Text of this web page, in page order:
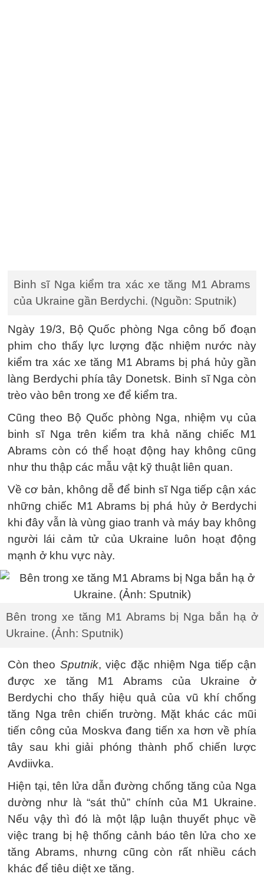
Binh sĩ Nga kiểm tra xác xe tăng M1 Abrams
của Ukraine gần Berdychi. (Nguồn: Sputnik)
Ngày 19/3, Bộ Quốc phòng Nga công bố đoạn
phim cho thấy lực lượng đặc nhiệm nước này
kiểm tra xác xe tăng M1 Abrams bị phá hủy gần
làng Berdychi phía tây Donetsk. Binh sĩ Nga còn
trèo vào bên trong xe để kiểm tra.
Cũng theo Bộ Quốc phòng Nga, nhiệm vụ của
binh sĩ Nga trên kiểm tra khả năng chiếc M1
Abrams còn có thể hoạt động hay không cũng
như thu thập các mẫu vật kỹ thuật liên quan.
Về cơ bản, không dễ để binh sĩ Nga tiếp cận xác
những chiếc M1 Abrams bị phá hủy ở Berdychi
khi đây vẫn là vùng giao tranh và máy bay không
người lái cảm tử của Ukraine luôn hoạt động
mạnh ở khu vực này.
Bên trong xe tăng M1 Abrams bị Nga bắn hạ ở
Ukraine. (Ảnh: Sputnik)
Còn theo Sputnik, việc đặc nhiệm Nga tiếp cận
được xe tăng M1 Abrams của Ukraine ở
Berdychi cho thấy hiệu quả của vũ khí chống
tăng Nga trên chiến trường. Mặt khác các mũi
tiến công của Moskva đang tiến xa hơn về phía
tây sau khi giải phóng thành phố chiến lược
Avdiivka.
Hiện tại, tên lửa dẫn đường chống tăng của Nga
dường như là “sát thủ” chính của M1 Ukraine.
Nếu vậy thì đó là một lập luận thuyết phục về
việc trang bị hệ thống cảnh báo tên lửa cho xe
tăng Abrams, nhưng cũng còn rất nhiều cách
khác để tiêu diệt xe tăng.